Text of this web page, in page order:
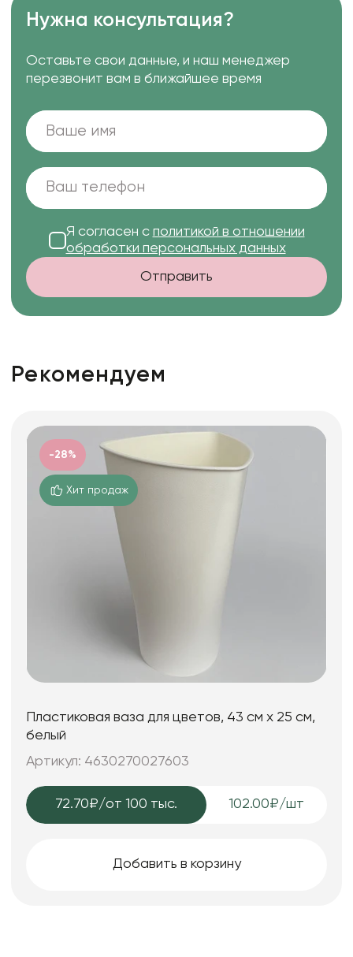
Нужна консультация?
Оставьте свои данные, и наш менеджер
перезвонит вам в ближайшее время
Я согласен с политикой в отношении
обработки персональных данных
Отправить
Рекомендуем
-28%
Хит продаж
Пластиковая ваза для цветов, 43 см х 25 см,
белый
Артикул: 4630270027603
72.70₽/от 100 тыс. 102.00₽/шт
Добавить в корзину